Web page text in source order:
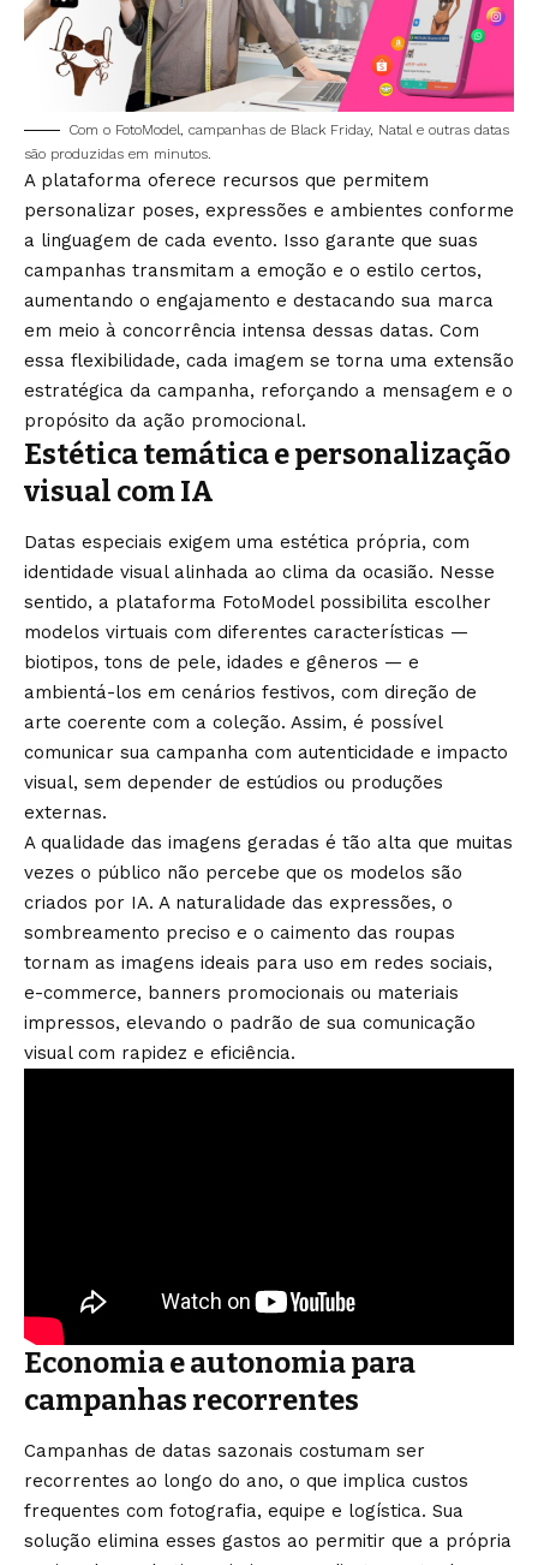
Com o FotoModel, campanhas de Black Friday, Natal e outras datas
são produzidas em minutos.
A plataforma oferece recursos que permitem
personalizar poses, expressões e ambientes conforme
a linguagem de cada evento. Isso garante que suas
campanhas transmitam a emoção e o estilo certos,
aumentando o engajamento e destacando sua marca
em meio à concorrência intensa dessas datas. Com
essa flexibilidade, cada imagem se torna uma extensão
estratégica da campanha, reforçando a mensagem e o
propósito da ação promocional.
Estética temática e personalização
visual com IA
Datas especiais exigem uma estética própria, com
identidade visual alinhada ao clima da ocasião. Nesse
sentido, a plataforma FotoModel possibilita escolher
modelos virtuais com diferentes características —
biotipos, tons de pele, idades e gêneros — e
ambientá-los em cenários festivos, com direção de
arte coerente com a coleção. Assim, é possível
comunicar sua campanha com autenticidade e impacto
visual, sem depender de estúdios ou produções
externas.
A qualidade das imagens geradas é tão alta que muitas
vezes o público não percebe que os modelos são
criados por IA. A naturalidade das expressões, o
sombreamento preciso e o caimento das roupas
tornam as imagens ideais para uso em redes sociais,
e-commerce, banners promocionais ou materiais
impressos, elevando o padrão de sua comunicação
visual com rapidez e eficiência.
Economia e autonomia para
campanhas recorrentes
Campanhas de datas sazonais costumam ser
recorrentes ao longo do ano, o que implica custos
frequentes com fotografia, equipe e logística. Sua
solução elimina esses gastos ao permitir que a própria